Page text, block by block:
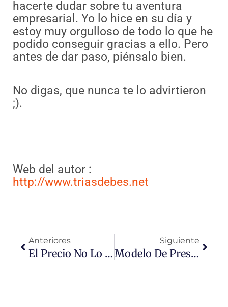
hacerte dudar sobre tu aventura
empresarial. Yo lo hice en su día y
estoy muy orgulloso de todo lo que he
podido conseguir gracias a ello. Pero
antes de dar paso, piénsalo bien.
No digas, que nunca te lo advirtieron
;).
Web del autor :
http://www.triasdebes.net
Anteriores
El Precio No Lo Pone El Cliente: Lo Pones Tu.
Siguiente
Modelo De Presupuesto Web